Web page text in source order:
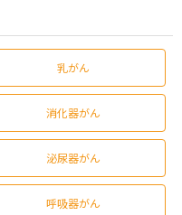
乳がん
消化器がん
泌尿器がん
呼吸器がん